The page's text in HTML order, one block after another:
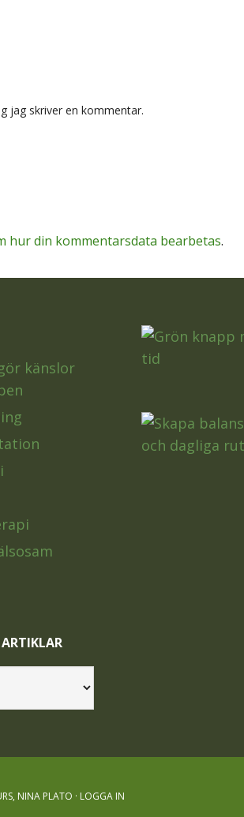
jag skriver en kommentar.
hur din kommentarsdata bearbetas.
känslor
NINA PLATO · LOGGA IN